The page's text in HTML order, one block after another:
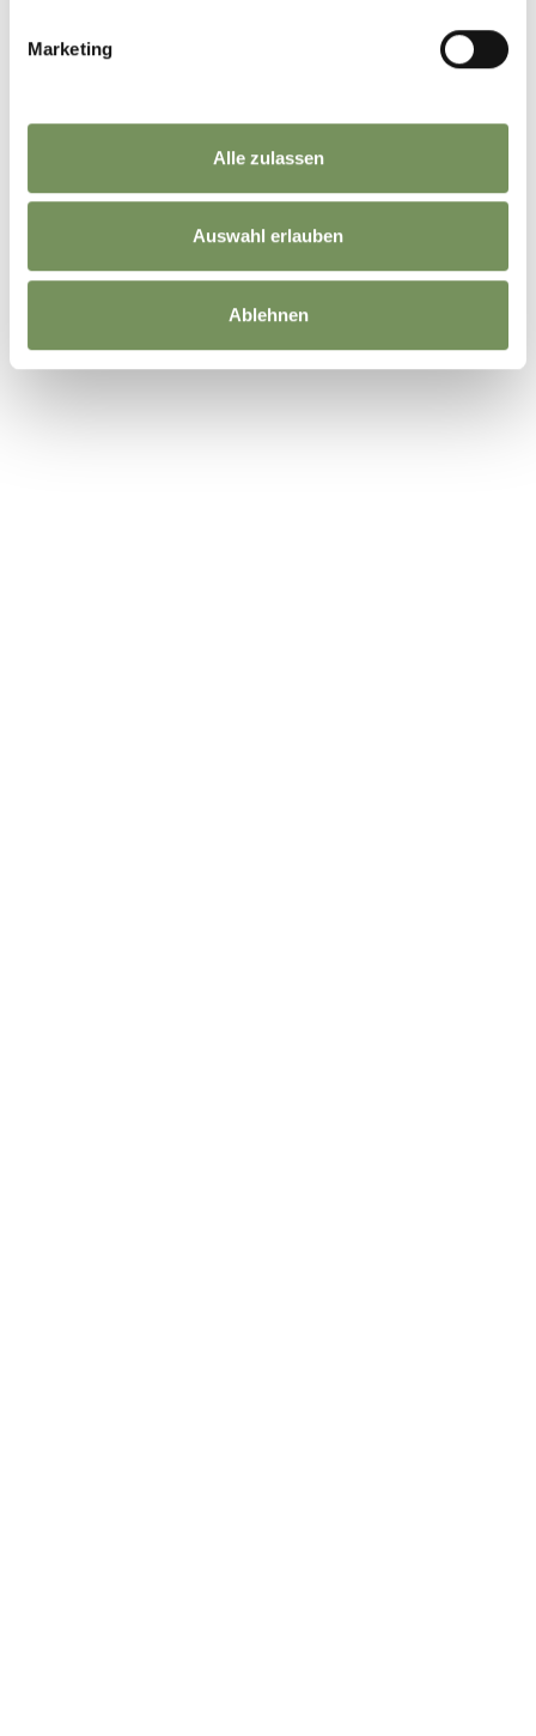
Marketing
Alle zulassen
Auswahl erlauben
Ablehnen